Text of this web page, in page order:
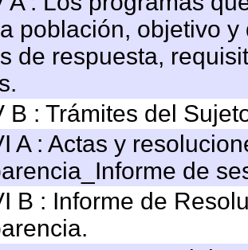
población, objetivo
de respuesta,
B : Trámites del
A : Actas y
de
B : Informe de